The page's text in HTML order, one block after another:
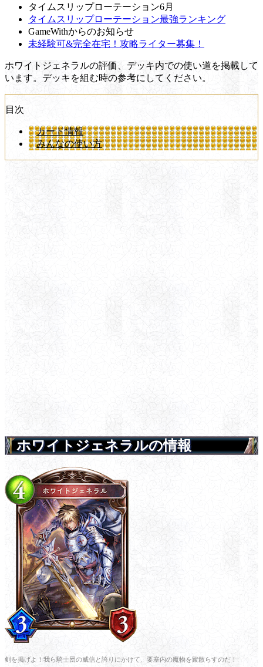
タイムスリップローテーション6月
タイムスリップローテーション最強ランキング
GameWithからのお知らせ
未経験可&完全在宅！攻略ライター募集！
ホワイトジェネラルの評価、デッキ内での使い道を掲載して
います。デッキを組む時の参考にしてください。
目次
カード情報
みんなの使い方
ホワイトジェネラルの情報
剣を掲げよ！我ら騎士団の威信と誇りにかけて、要塞内の魔物を蹴散らすのだ！